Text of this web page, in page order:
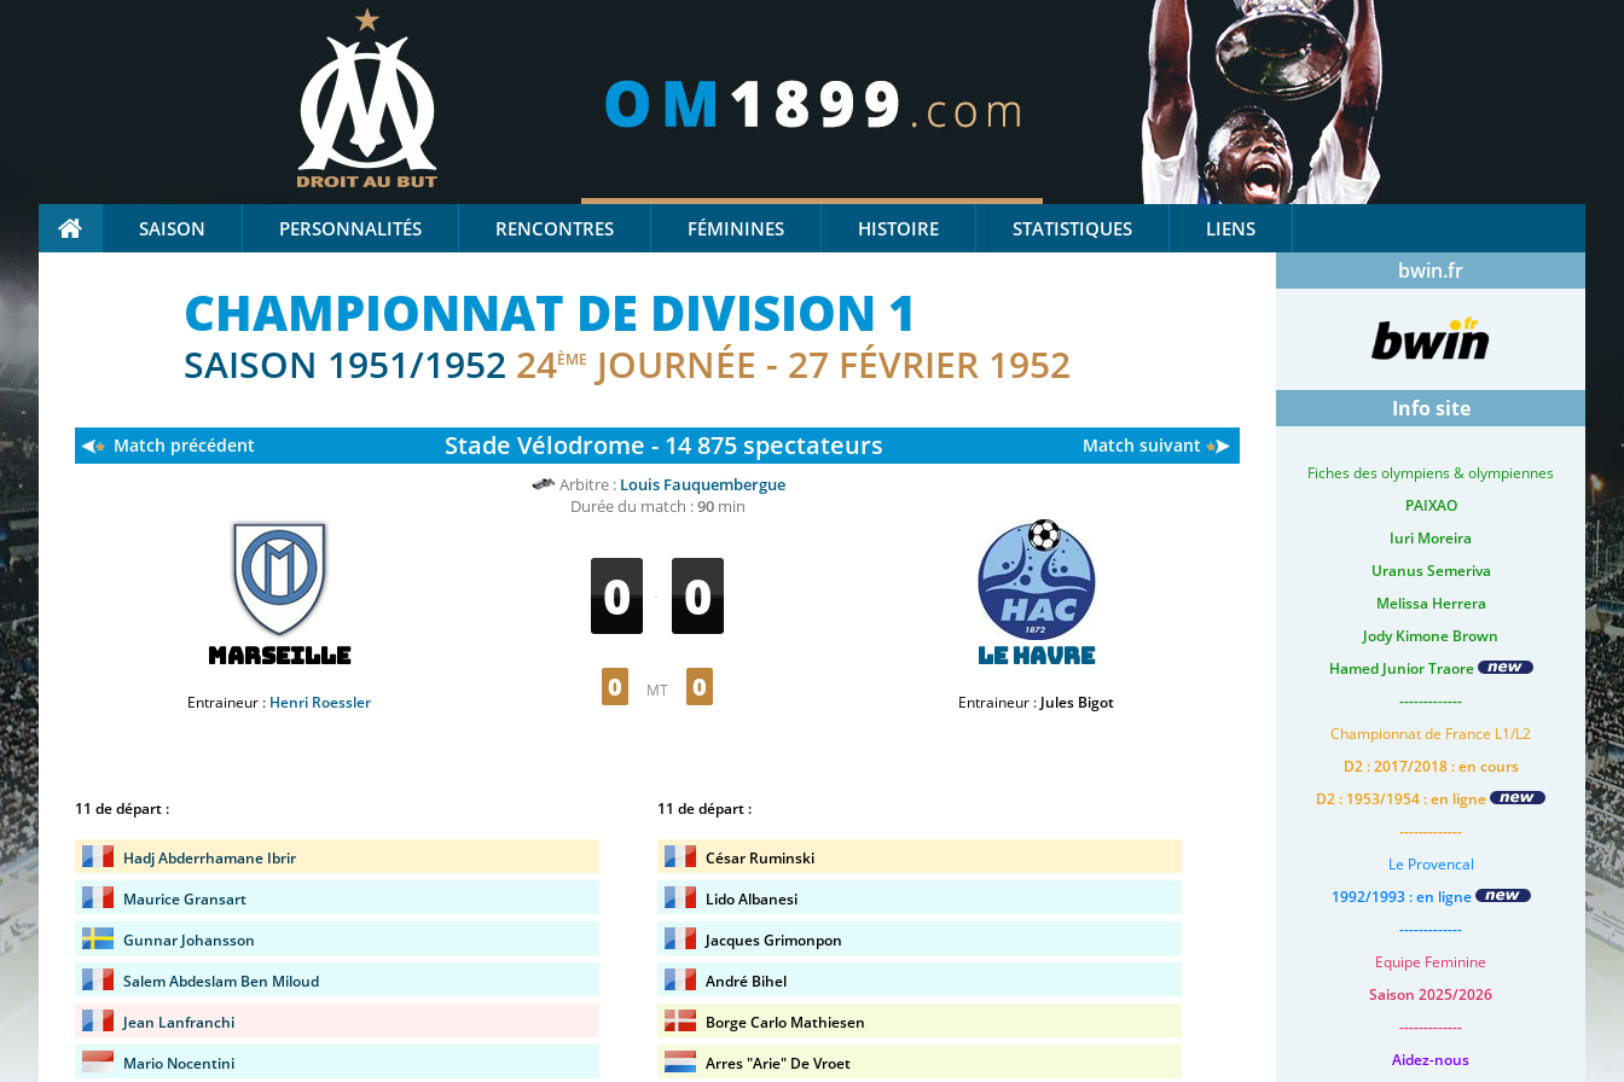
SAISON PERSONNALITÉS RENCONTRES FÉMININES HISTOIRE STATISTIQUES LIENS
CHAMPIONNAT DE DIVISION 1
SAISON 1951/1952 24ÈME JOURNÉE - 27 FÉVRIER 1952
Stade Vélodrome - 14 875 spectateurs
Match précédent Match suivant
Arbitre : Louis Fauquembergue
Durée du match :90min
Marseille
Entraineur : Henri Roessler
0 - 0
0 MT 0
Le Havre
Entraineur : Jules Bigot
11 de départ :
Hadj Abderrhamane Ibrir
Maurice Gransart
Gunnar Johansson
Salem Abdeslam Ben Miloud
Jean Lanfranchi
Mario Nocentini
11 de départ :
César Ruminski
Lido Albanesi
Jacques Grimonpon
André Bihel
Borge Carlo Mathiesen
Arres "Arie" De Vroet
bwin.fr
Info site
Fiches des olympiens & olympiennes
PAIXAO
Iuri Moreira
Uranus Semeriva
Melissa Herrera
Jody Kimone Brown
Hamed Junior Traore
-------------
Championnat de France L1/L2
D2 : 2017/2018 : en cours
D2 : 1953/1954 : en ligne
-------------
Le Provencal
1992/1993 : en ligne
-------------
Equipe Feminine
Saison 2025/2026
-------------
Aidez-nous